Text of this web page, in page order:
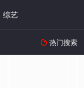
综艺
 热门搜索